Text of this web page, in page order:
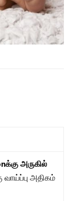
அருகில்
அதிகம்